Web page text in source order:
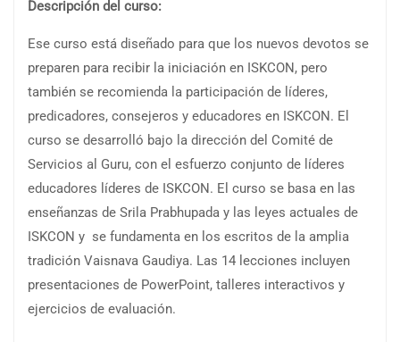
Descripción del curso:
Ese curso está diseñado para que los nuevos devotos se
preparen para recibir la iniciación en ISKCON, pero
también se recomienda la participación de líderes,
predicadores, consejeros y educadores en ISKCON. El
curso se desarrolló bajo la dirección del Comité de
Servicios al Guru, con el esfuerzo conjunto de líderes
educadores líderes de ISKCON. El curso se basa en las
enseñanzas de Srila Prabhupada y las leyes actuales de
ISKCON y se fundamenta en los escritos de la amplia
tradición Vaisnava Gaudiya. Las 14 lecciones incluyen
presentaciones de PowerPoint, talleres interactivos y
ejercicios de evaluación.